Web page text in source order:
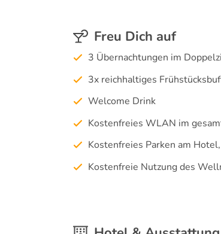
Freu Dich auf
3 Übernachtungen im
3x reichhaltiges
Welcome Drink
Kostenfreies WLAN im
Kostenfreies Parken am
Kostenfreie Nutzung des